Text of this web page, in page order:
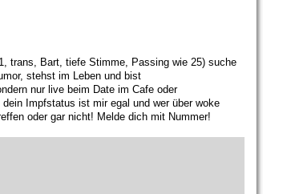
trans, Bart, tiefe Stimme, Passing wie 25) suche
stehst im Leben und bist
nur live beim Date im Cafe oder
Impfstatus ist mir egal und wer über woke
oder gar nicht! Melde dich mit Nummer!